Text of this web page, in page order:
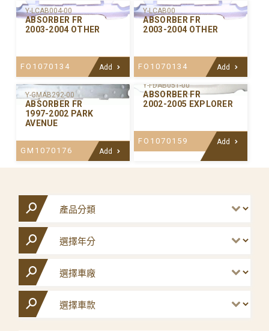
Y-LCAB004-00
ABSORBER FR
2003-2004 OTHER
FO1070134 Add
Y-LCAB00
ABSORBER FR
2003-2004 OTHER
FO1070134 Add
Y-GMAB292-00
ABSORBER FR
1997-2002 PARK
AVENUE
GM1070176 Add
Y-FDAB051-00
ABSORBER FR
2002-2005 EXPLORER
FO1070159 Add